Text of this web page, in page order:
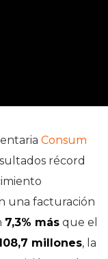
Consum
récord
una facturación
7,3% más que el
millones, la